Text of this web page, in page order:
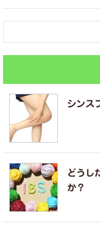
シンス
どうし
か？